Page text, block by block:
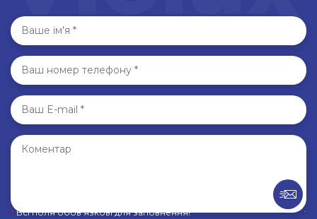
*Всі поля обов’язкові для заповнення!